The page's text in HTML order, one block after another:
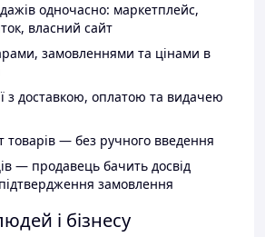
одночасно: маркетплейс,
власний сайт
замовленнями та цінами в
з доставкою, оплатою та видачею
товарів — без ручного введення
— продавець бачить досвід
замовлення
і бізнесу